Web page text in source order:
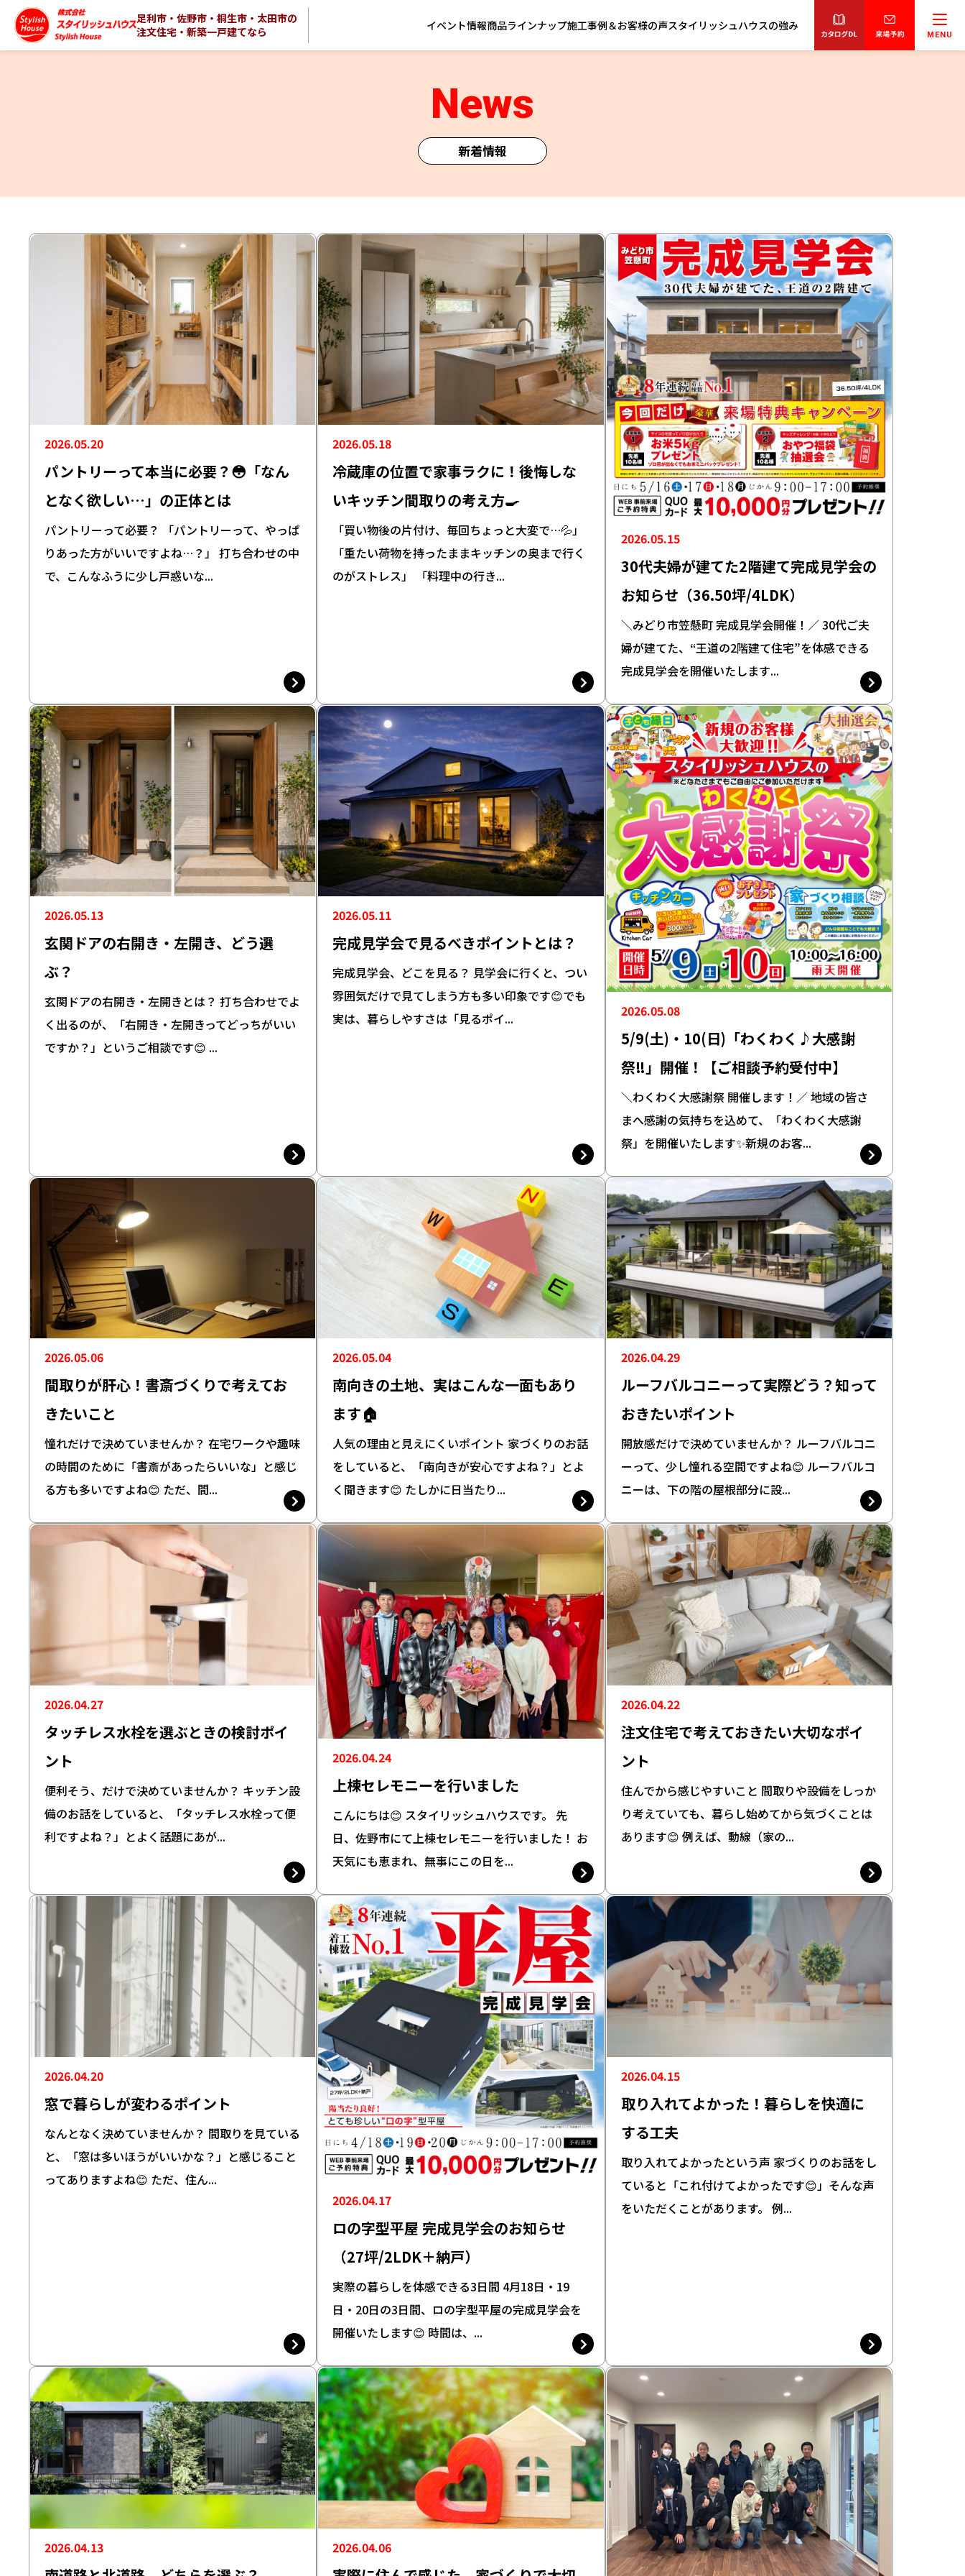
足利市・佐野市・桐生市・太田市の
注文住宅・新築一戸建てなら
イベント情報商品ラインナップ施工事例＆お客様の声スタイリッシュハウスの強み
MENU
新着情報
News
2026.05.20
パントリーって本当に必要？😳「なん
となく欲しい…」の正体とは
パントリーって必要？ 「パントリーって、やっぱ
りあった方がいいですよね…？」 打ち合わせの中
で、こんなふうに少し戸惑いな...
2026.05.18
冷蔵庫の位置で家事ラクに！後悔しな
いキッチン間取りの考え方🍳
「買い物後の片付け、毎回ちょっと大変で…💦」
「重たい荷物を持ったままキッチンの奥まで行く
のがストレス」 「料理中の行き...
2026.05.15
30代夫婦が建てた2階建て完成見学会の
お知らせ（36.50坪/4LDK）
＼みどり市笠懸町 完成見学会開催！／ 30代ご夫
婦が建てた、“王道の2階建て住宅”を体感できる
完成見学会を開催いたします...
2026.05.13
玄関ドアの右開き・左開き、どう選
ぶ？
玄関ドアの右開き・左開きとは？ 打ち合わせでよ
く出るのが、「右開き・左開きってどっちがいい
ですか？」というご相談です😊 ...
2026.05.11
完成見学会で見るべきポイントとは？
完成見学会、どこを見る？ 見学会に行くと、つい
雰囲気だけで見てしまう方も多い印象です😊でも
実は、暮らしやすさは「見るポイ...
2026.05.08
5/9(土)・10(日)「わくわく♪大感謝
祭‼」開催！【ご相談予約受付中】
＼わくわく大感謝祭 開催します！／ 地域の皆さ
まへ感謝の気持ちを込めて、「わくわく大感謝
祭」を開催いたします✨新規のお客...
2026.05.06
間取りが肝心！書斎づくりで考えてお
きたいこと
憧れだけで決めていませんか？ 在宅ワークや趣味
の時間のために「書斎があったらいいな」と感じ
る方も多いですよね😊 ただ、間...
2026.05.04
南向きの土地、実はこんな一面もあり
ます🏠
人気の理由と見えにくいポイント 家づくりのお話
をしていると、「南向きが安心ですよね？」とよ
く聞きます😊 たしかに日当たり...
2026.04.29
ルーフバルコニーって実際どう？知って
おきたいポイント
開放感だけで決めていませんか？ ルーフバルコニ
ーって、少し憧れる空間ですよね😊 ルーフバルコ
ニーは、下の階の屋根部分に設...
2026.04.27
タッチレス水栓を選ぶときの検討ポイ
ント
便利そう、だけで決めていませんか？ キッチン設
備のお話をしていると、「タッチレス水栓って便
利ですよね？」とよく話題にあが...
2026.04.24
上棟セレモニーを行いました
こんにちは😊 スタイリッシュハウスです。 先
日、佐野市にて上棟セレモニーを行いました！ お
天気にも恵まれ、無事にこの日を...
2026.04.22
注文住宅で考えておきたい大切なポイ
ント
住んでから感じやすいこと 間取りや設備をしっか
り考えていても、暮らし始めてから気づくことは
あります😊 例えば、動線（家の...
2026.04.20
窓で暮らしが変わるポイント
なんとなく決めていませんか？ 間取りを見ている
と、「窓は多いほうがいいかな？」と感じること
ってありますよね😊 ただ、住ん...
2026.04.17
ロの字型平屋 完成見学会のお知らせ
（27坪/2LDK＋納戸）
実際の暮らしを体感できる3日間 4月18日・19
日・20日の3日間、ロの字型平屋の完成見学会を
開催いたします😊 時間は、...
2026.04.15
取り入れてよかった！暮らしを快適に
する工夫
取り入れてよかったという声 家づくりのお話をし
ていると「これ付けてよかったです😊」そんな声
をいただくことがあります。 例...
2026.04.13 2026.04.06